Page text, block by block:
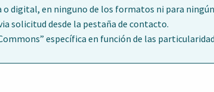
digital, en ninguno de los formatos ni para
solicitud desde la pestaña de contacto.
específica en función de las